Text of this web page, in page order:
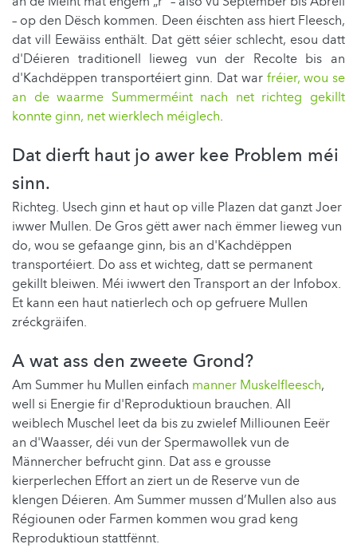
– op den Dësch kommen. Deen éischten ass hiert Fleesch,
dat vill Eewäiss enthält. Dat gëtt séier schlecht, esou datt
d'Déieren traditionell lieweg vun der Recolte bis an
d'Kachdëppen transportéiert ginn. Dat war fréier, wou se
an de waarme Summerméint nach net richteg gekillt
konnte ginn, net wierklech méiglech.
Dat dierft haut jo awer kee Problem méi
sinn.
Richteg. Usech ginn et haut op ville Plazen dat ganzt Joer
iwwer Mullen. De Gros gëtt awer nach ëmmer lieweg vun
do, wou se gefaange ginn, bis an d'Kachdëppen
transportéiert. Do ass et wichteg, datt se permanent
gekillt bleiwen. Méi iwwert den Transport an der Infobox.
Et kann een haut natierlech och op gefruere Mullen
zréckgräifen.
A wat ass den zweete Grond?
Am Summer hu Mullen einfach manner Muskelfleesch,
well si Energie fir d'Reproduktioun brauchen. All
weiblech Muschel leet da bis zu zwielef Milliounen Eeër
an d'Waasser, déi vun der Spermawollek vun de
Männercher befrucht ginn. Dat ass e grousse
kierperlechen Effort an ziert un de Reserve vun de
klengen Déieren. Am Summer mussen d’Mullen also aus
Régiounen oder Farmen kommen wou grad keng
Reproduktioun stattfënnt.